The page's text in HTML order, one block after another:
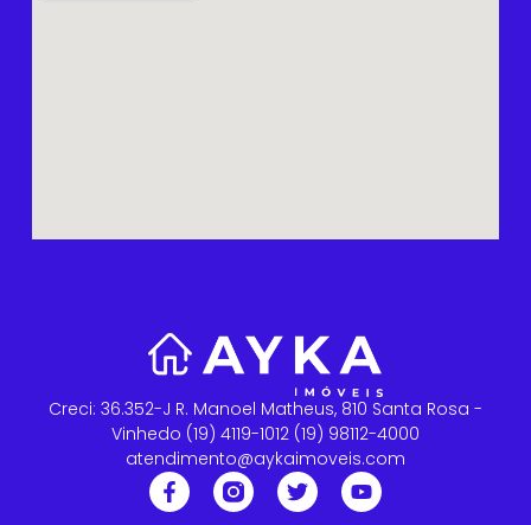
Creci: 36.352-J R. Manoel Matheus, 810 Santa Rosa -
Vinhedo (19) 4119-1012 (19) 98112-4000
atendimento@aykaimoveis.com